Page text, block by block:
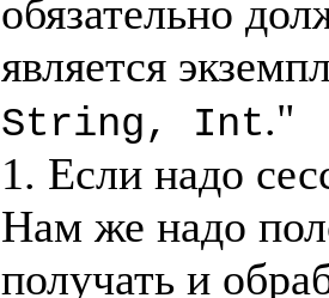
обязательно
является
String, Int."
1. Если надо
Нам же надо
получать и